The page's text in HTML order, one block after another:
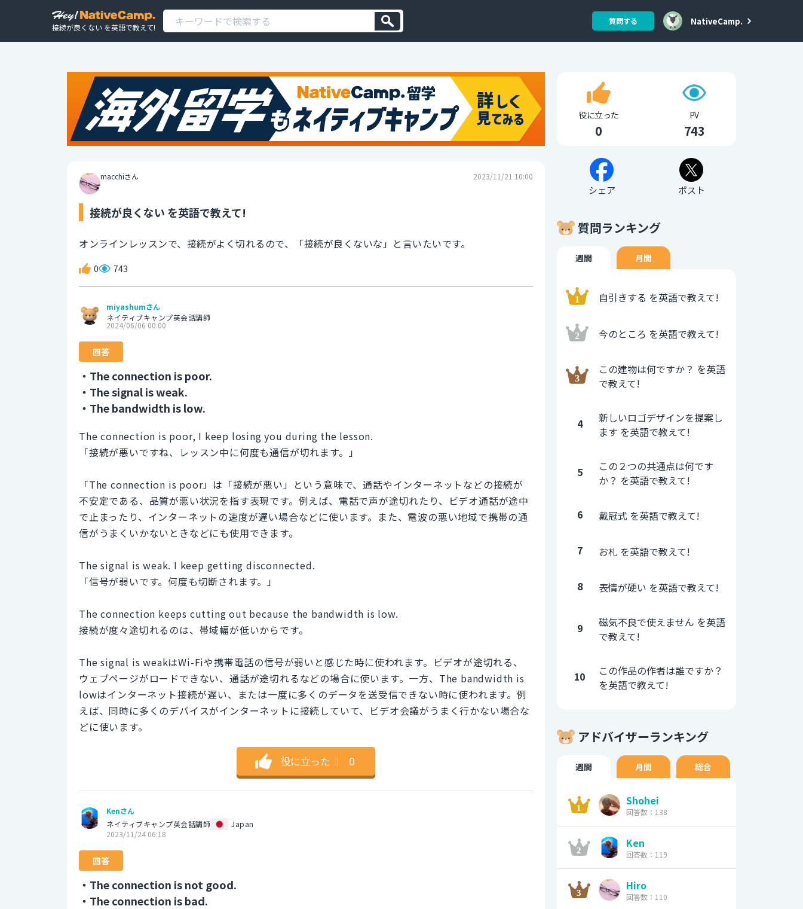
接続が良くない を英語で教えて!
質問する NativeCamp.
macchiさん 2023/11/21 10:00
接続が良くない を英語で教えて!
オンラインレッスンで、接続がよく切れるので、「接続が良くないな」と言いたいです。
0 743
miyashumさん
ネイティブキャンプ英会話講師
2024/06/06 00:00
回答
・The connection is poor.
・The signal is weak.
・The bandwidth is low.
The connection is poor, I keep losing you during the lesson.
「接続が悪いですね、レッスン中に何度も通信が切れます。」
「The connection is poor」は「接続が悪い」という意味で、通話やインターネットなどの接続が
不安定である、品質が悪い状況を指す表現です。例えば、電話で声が途切れたり、ビデオ通話が途中
で止まったり、インターネットの速度が遅い場合などに使います。また、電波の悪い地域で携帯の通
信がうまくいかないときなどにも使用できます。
The signal is weak. I keep getting disconnected.
「信号が弱いです。何度も切断されます。」
The connection keeps cutting out because the bandwidth is low.
接続が度々途切れるのは、帯域幅が低いからです。
The signal is weakはWi-Fiや携帯電話の信号が弱いと感じた時に使われます。ビデオが途切れる、
ウェブページがロードできない、通話が途切れるなどの場合に使います。一方、The bandwidth is
lowはインターネット接続が遅い、または一度に多くのデータを送受信できない時に使われます。例
えば、同時に多くのデバイスがインターネットに接続していて、ビデオ会議がうまく行かない場合な
どに使います。
役に立った ｜ 0
Kenさん
ネイティブキャンプ英会話講師
Japan
2023/11/24 06:18
回答
・The connection is not good.
・The connection is bad.
役に立った
0
PV
743
シェア ポスト
質問ランキング
週間 月間
自引きする を英語で教えて!
今のところ を英語で教えて!
この建物は何ですか？ を英語
で教えて!
4
新しいロゴデザインを提案し
ます を英語で教えて!
5
この２つの共通点は何です
か？ を英語で教えて!
6 戴冠式 を英語で教えて!
7 お札 を英語で教えて!
8 表情が硬い を英語で教えて!
9
磁気不良で使えません を英語
で教えて!
10
この作品の作者は誰ですか？
を英語で教えて!
アドバイザーランキング
週間 月間 総合
Shohei
回答数：138
Ken
回答数：119
Hiro
回答数：110